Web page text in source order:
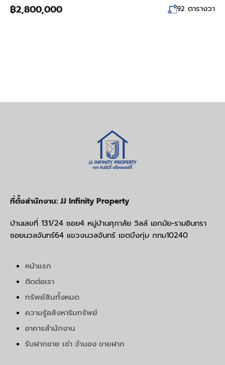
฿2,800,000 92 ตารางวา
ที่ตั้งสำนักงาน: JJ Infinity Property
บ้านเลขที่ 131/24 ซอย4 หมู่บ้านศุภาลัย วิลล์ เอกมัย-รามอินทรา
ซอยนวลจันทร์64 แขวงนวลจันทร์ เขตบึงกุ่ม กทม10240
หน้าแรก
ติดต่อเรา
ทรัพย์สินทั้งหมด
ความรู้อสังหาริมทรัพย์
อาคารสำนักงาน
รับฝากขาย เช่า จำนอง ขายฝาก